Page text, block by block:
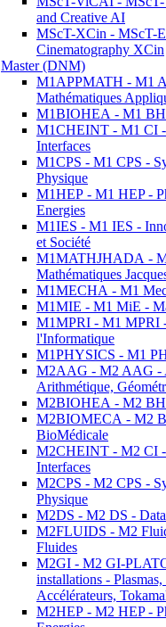
and Creative AI
MScT-XCin - MScT-
Cinematography XCin
Master (DNM)
M1APPMATH - M1
Mathématiques
M1BIOHEA - M1 BH
M1CHEINT - M1 CI
Interfaces
M1CPS - M1 CPS -
Physique
M1HEP - M1 HEP -
Energies
M1IES - M1 IES -
et Société
M1MATHJHADA -
Mathématiques
M1MECHA - M1
M1MIE - M1 MiE -
M1MPRI - M1 MPRI
l'Informatique
M1PHYSICS - M1
M2AAG - M2 AAG -
Arithmétique,
M2BIOHEA - M2 BH
M2BIOMECA - M2
BioMédicale
M2CHEINT - M2 CI
Interfaces
M2CPS - M2 CPS -
Physique
M2DS - M2 DS -
M2FLUIDS - M2
Fluides
M2GI - M2 GI-
installations - Plasmas,
Accélérateurs,
M2HEP - M2 HEP -